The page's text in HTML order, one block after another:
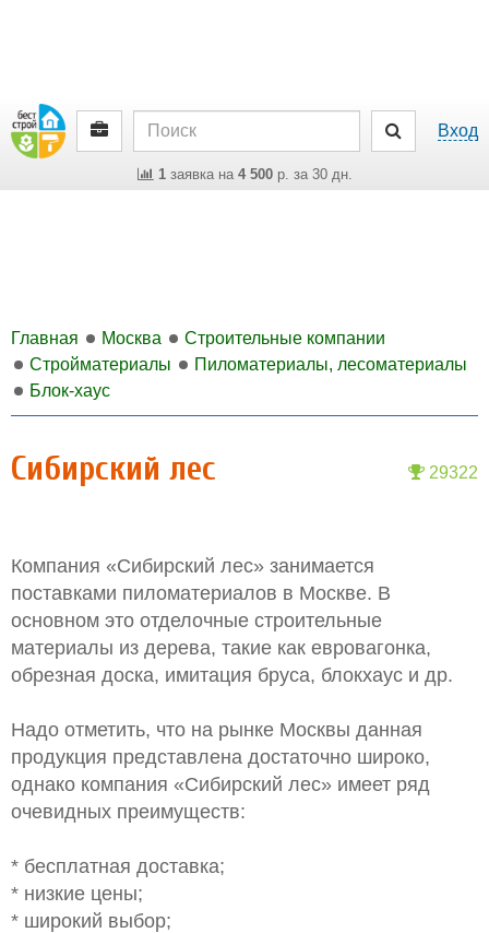
Вход
1заявка на 4 500р. за 30 дн.
Главная Москва
Строительные компании
Стройматериалы
Пиломатериалы, лесоматериалы
Блок-хаус
29322
Сибирский лес
Компания «Сибирский лес» занимается
поставками пиломатериалов в Москве. В
основном это отделочные строительные
материалы из дерева, такие как евровагонка,
обрезная доска, имитация бруса, блокхаус и др.
Надо отметить, что на рынке Москвы данная
продукция представлена достаточно широко,
однако компания «Сибирский лес» имеет ряд
очевидных преимуществ:
* бесплатная доставка;
* низкие цены;
* широкий выбор;